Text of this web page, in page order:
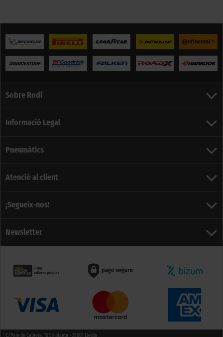
Sobre Rodi
Informació Legal
Pneumàtics
Atenció al client
¡Segueix-nos!
Newsletter
C/Pere de Cabrera, 16 5ª planta - 25001 Lleida